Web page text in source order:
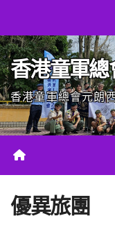
content
香港童軍總
香港童軍總會元朗
優異旅團